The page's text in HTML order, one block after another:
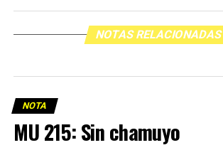
NOTAS RELACIONADAS
NOTA
MU 215: Sin chamuyo